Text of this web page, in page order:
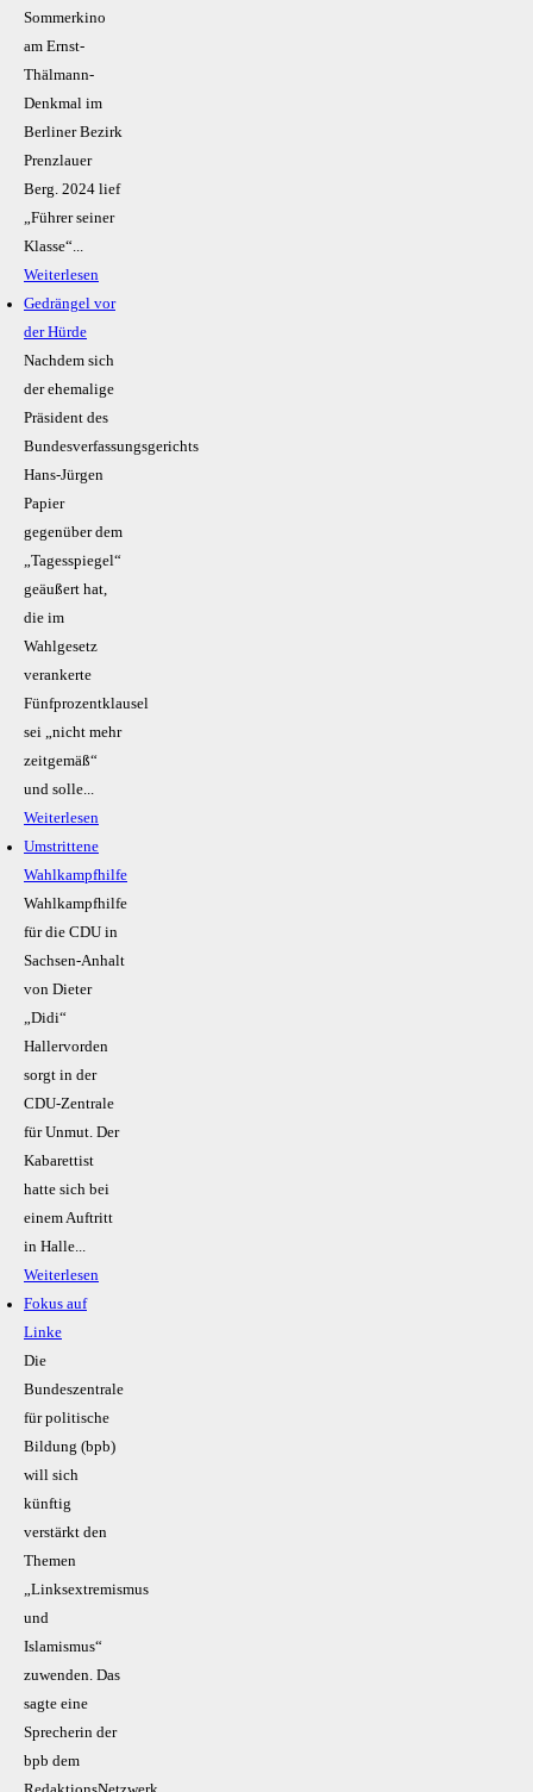
Sommerkino
am Ernst-
Thälmann-
Denkmal im
Berliner Bezirk
Prenzlauer
Berg. 2024 lief
„Führer seiner
Klasse“...
Weiterlesen
Gedrängel vor
der Hürde
Nachdem sich
der ehemalige
Präsident des
Bundesverfassungsgerichts
Hans-Jürgen
Papier
gegenüber dem
„Tagesspiegel“
geäußert hat,
die im
Wahlgesetz
verankerte
Fünfprozentklausel
sei „nicht mehr
zeitgemäß“
und solle...
Weiterlesen
Umstrittene
Wahlkampfhilfe
Wahlkampfhilfe
für die CDU in
Sachsen-Anhalt
von Dieter
„Didi“
Hallervorden
sorgt in der
CDU-Zentrale
für Unmut. Der
Kabarettist
hatte sich bei
einem Auftritt
in Halle...
Weiterlesen
Fokus auf
Linke
Die
Bundeszentrale
für politische
Bildung (bpb)
will sich
künftig
verstärkt den
Themen
„Linksextremismus
und
Islamismus“
zuwenden. Das
sagte eine
Sprecherin der
bpb dem